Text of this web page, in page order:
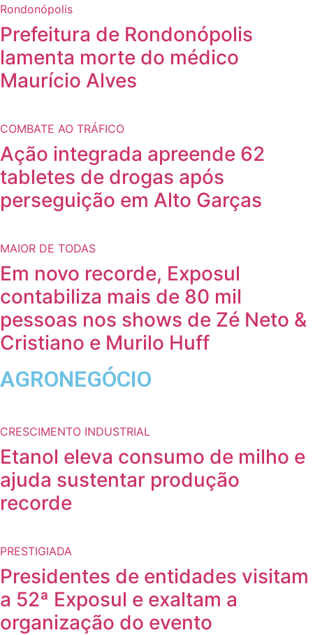
Rondonópolis
Prefeitura de Rondonópolis
lamenta morte do médico
Maurício Alves
COMBATE AO TRÁFICO
Ação integrada apreende 62
tabletes de drogas após
perseguição em Alto Garças
MAIOR DE TODAS
Em novo recorde, Exposul
contabiliza mais de 80 mil
pessoas nos shows de Zé Neto &
Cristiano e Murilo Huff
AGRONEGÓCIO
CRESCIMENTO INDUSTRIAL
Etanol eleva consumo de milho e
ajuda sustentar produção
recorde
PRESTIGIADA
Presidentes de entidades visitam
a 52ª Exposul e exaltam a
organização do evento